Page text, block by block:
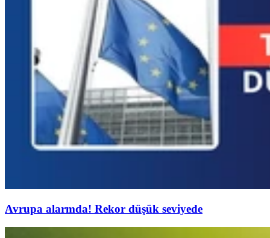
Avrupa alarmda! Rekor düşük seviyede